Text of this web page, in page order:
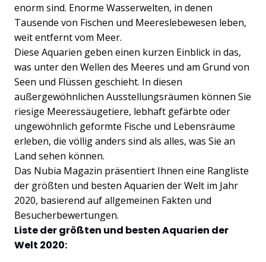
enorm sind. Enorme Wasserwelten, in denen
Tausende von Fischen und Meereslebewesen leben,
weit entfernt vom Meer.
Diese Aquarien geben einen kurzen Einblick in das,
was unter den Wellen des Meeres und am Grund von
Seen und Flüssen geschieht. In diesen
außergewöhnlichen Ausstellungsräumen können Sie
riesige Meeressäugetiere, lebhaft gefärbte oder
ungewöhnlich geformte Fische und Lebensräume
erleben, die völlig anders sind als alles, was Sie an
Land sehen können.
Das Nubia Magazin präsentiert Ihnen eine Rangliste
der größten und besten Aquarien der Welt im Jahr
2020, basierend auf allgemeinen Fakten und
Besucherbewertungen.
Liste der größten und besten Aquarien der
Welt 2020: